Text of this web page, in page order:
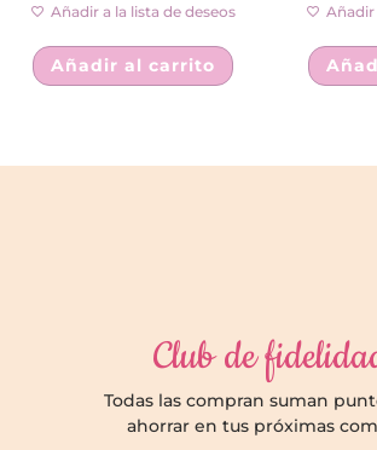
Añadir a la lista de deseos
Añadir al carrito
Añadir
Club de
Todas las compran suman
ahorrar en tus próximas